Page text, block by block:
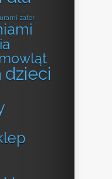
zator
dzieci